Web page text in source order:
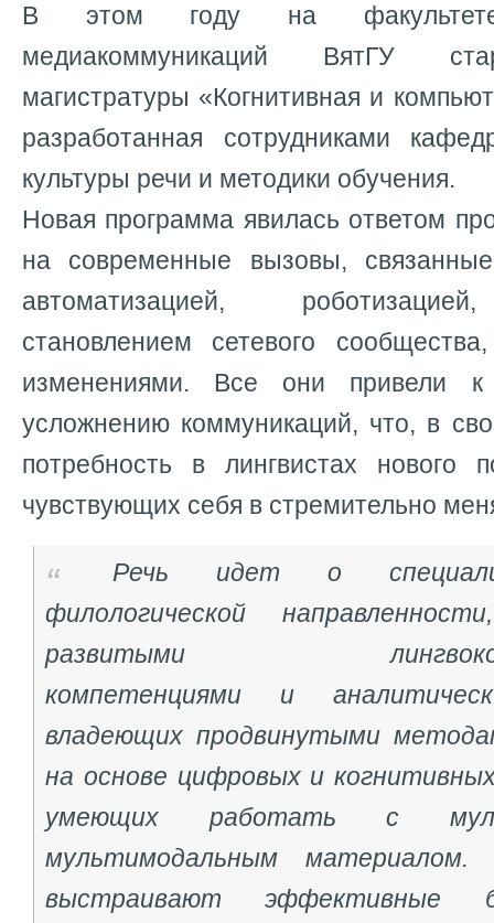
В этом году на
медиакоммуникаций ВятГУ
магистратуры «Когнитивная и
разработанная сотрудниками
культуры речи и методики обучения.
Новая программа явилась ответом
на современные вызовы,
автоматизацией,
становлением сетевого
изменениями. Все они привели
усложнению коммуникаций, что, в
потребность в лингвистах нового
чувствующих себя в стремительно
Речь идет о
филологической
развитыми
компетенциями и
владеющих продвинутыми
на основе цифровых и
умеющих работать с
мультимодальным
выстраивают эффективные